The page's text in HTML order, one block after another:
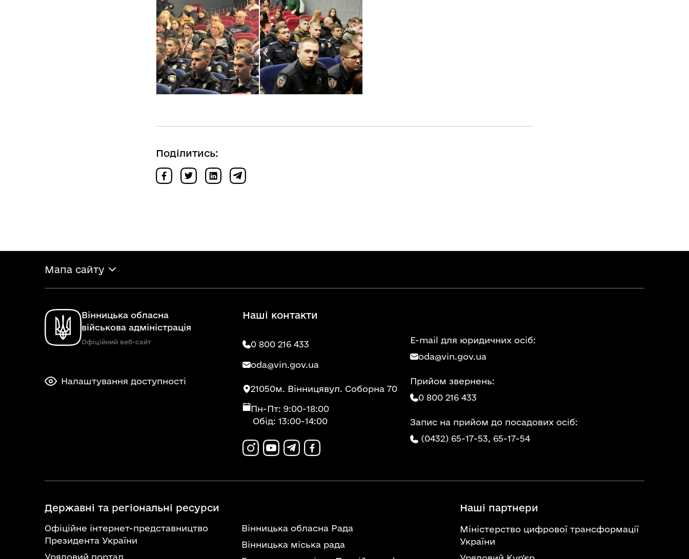
Поділитись:
Мапа сайту
Вінницька обласна
військова адміністрація
Офіційний веб-сайт
Налаштування доступності
Наші контакти
0 800 216 433
oda@vin.gov.ua
21050м. Вінницявул. Соборна 70
Пн-Пт: 9:00-18:00
Обід: 13:00-14:00
E-mail для юридичних осіб:
oda@vin.gov.ua
Прийом звернень:
0 800 216 433
Запис на прийом до посадових осіб:
(0432) 65-17-53, 65-17-54
Державні та регіональні ресурси
Офіційне інтернет-представництво
Президента України
Урядовий портал
Вінницька обласна Рада
Вінницька міська рада
Наші партнери
Міністерство цифрової трансформації
України